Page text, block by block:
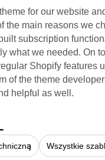
for our website
the main reasons we
subscription
what we needed. On
Shopify features
of the theme
helpful as well.
Wszystkie